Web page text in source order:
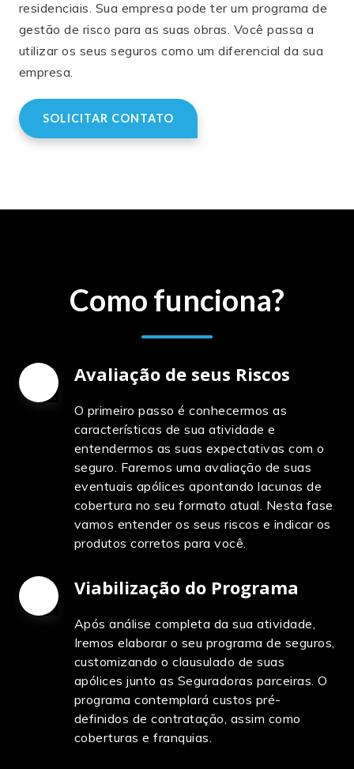
residenciais. Sua empresa pode ter um programa de
gestão de risco para as suas obras. Você passa a
utilizar os seus seguros como um diferencial da sua
empresa.
SOLICITAR CONTATO
Como funciona?
Avaliação de seus Riscos
O primeiro passo é conhecermos as
características de sua atividade e
entendermos as suas expectativas com o
seguro. Faremos uma avaliação de suas
eventuais apólices apontando lacunas de
cobertura no seu formato atual. Nesta fase
vamos entender os seus riscos e indicar os
produtos corretos para você.
Viabilização do Programa
Após análise completa da sua atividade,
Iremos elaborar o seu programa de seguros,
customizando o clausulado de suas
apólices junto as Seguradoras parceiras. O
programa contemplará custos pré-
definidos de contratação, assim como
coberturas e franquias.